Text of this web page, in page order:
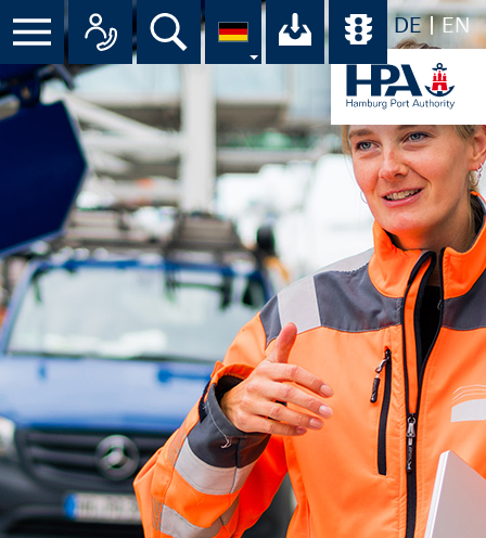
DE EN
Menü Alle Ansprechpartner im
Suche Ihr Download-